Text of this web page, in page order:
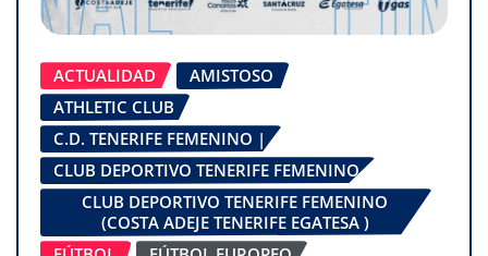
ACTUALIDAD
AMISTOSO
ATHLETIC CLUB
C.D. TENERIFE FEMENINO |
CLUB DEPORTIVO TENERIFE FEMENINO
CLUB DEPORTIVO TENERIFE FEMENINO
(COSTA ADEJE TENERIFE EGATESA )